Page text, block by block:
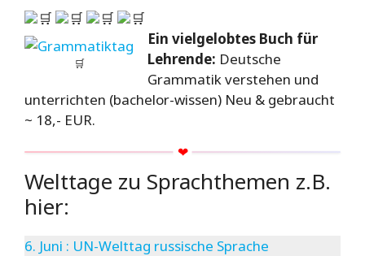
🛒 🛒 🛒 🛒
🛒
Ein vielgelobtes Buch für
Lehrende: Deutsche
Grammatik verstehen und
unterrichten (bachelor-wissen) Neu & gebraucht
~ 18,- EUR.
Welttage zu Sprachthemen z.B.
hier:
6. Juni : UN-Welttag russische Sprache